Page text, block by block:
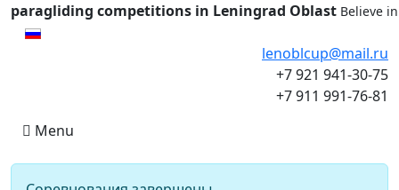
paragliding competitions in Leningrad Oblast Believe
Select your language
lenoblcup@mail.ru
+7 921 941-30-75
+7 911 991-76-81
Menu